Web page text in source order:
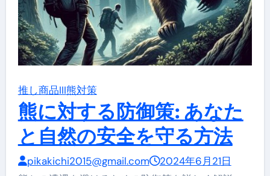
推し商品III熊対策
熊に対する防御策: あなた
と自然の安全を守る方法
pikakichi2015@gmail.com
2024年6月21日